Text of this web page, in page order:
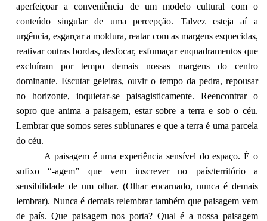
aperfeiçoar a conveniência de um modelo cultural com o
conteúdo singular de uma percepção. Talvez esteja aí a
urgência, esgarçar a moldura, reatar com as margens esquecidas,
reativar outras bordas, desfocar, esfumaçar enquadramentos que
excluíram por tempo demais nossas margens do centro
dominante. Escutar geleiras, ouvir o tempo da pedra, repousar
no horizonte, inquietar-se paisagisticamente. Reencontrar o
sopro que anima a paisagem, estar sobre a terra e sob o céu.
Lembrar que somos seres sublunares e que a terra é uma parcela
do céu.
A paisagem é uma experiência sensível do espaço. É o
sufixo “-agem” que vem inscrever no país/território a
sensibilidade de um olhar. (Olhar encarnado, nunca é demais
lembrar). Nunca é demais relembrar também que paisagem vem
de país. Que paisagem nos porta? Qual é a nossa paisagem